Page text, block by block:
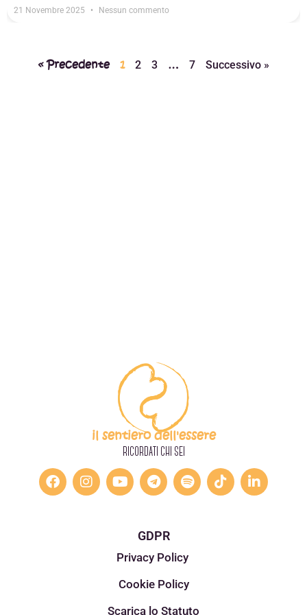
21 Novembre 2025 Nessun commento
« Precedente 1 2 3 … 7 Successivo »
il sentiero dell'essere
RICORDATI CHI SEI
GDPR
Privacy Policy
Cookie Policy
Scarica lo Statuto